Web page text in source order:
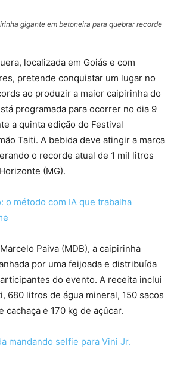
gigante em betoneira para quebrar recorde
localizada em Goiás e com
pretende conquistar um lugar no
ao produzir a maior caipirinha do
programada para ocorrer no dia 9
a quinta edição do Festival
Taiti. A bebida deve atingir a marca
o recorde atual de 1 mil litros
(MG).
o método com IA que trabalha
Paiva (MDB), a caipirinha
por uma feijoada e distribuída
do evento. A receita inclui
680 litros de água mineral, 150 sacos
cachaça e 170 kg de açúcar.
mandando selfie para Vini Jr.